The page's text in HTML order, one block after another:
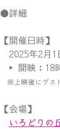
●詳細
【開催日時】
2025年2月1
▶開映：18時
※上映後にゲス
【会場】
いろどりの